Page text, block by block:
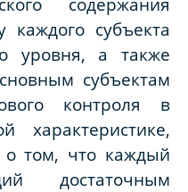
каждого субъекта
уровня, а также
субъектам
контроля в
характеристике,
том, что каждый
достаточным